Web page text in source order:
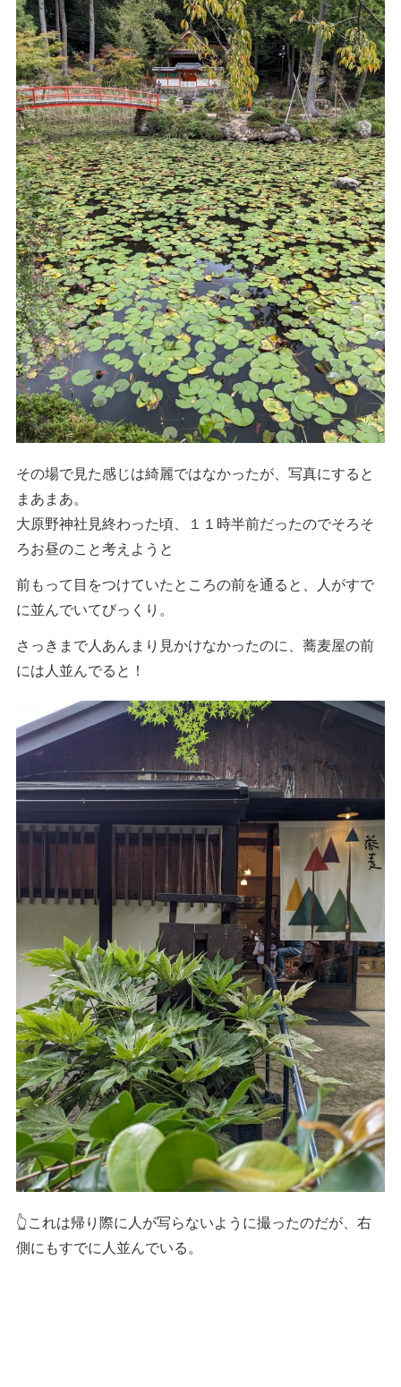
その場で見た感じは綺麗ではなかったが、写真にすると
まあまあ。
大原野神社見終わった頃、１１時半前だったのでそろそ
ろお昼のこと考えようと
前もって目をつけていたところの前を通ると、人がすで
に並んでいてびっくり。
さっきまで人あんまり見かけなかったのに、蕎麦屋の前
には人並んでると！
👆これは帰り際に人が写らないように撮ったのだが、右
側にもすでに人並んでいる。